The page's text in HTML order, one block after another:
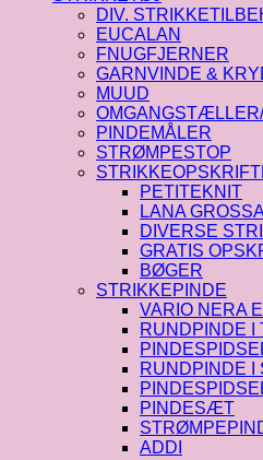
DIV.
EUCALAN
FNUGFJERNER
GARNVINDE &
MUUD
PINDEMÅLER
STRØMPESTOP
PETITEKNIT
LANA GROSSA
DIVERSE
GRATIS
BØGER
STRIKKEPINDE
VARIO NERA
RUNDPINDE
RUNDPINDE I
PINDESÆT
ADDI